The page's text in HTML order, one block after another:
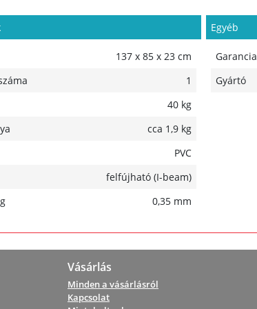
137 x 85 x 23 cm
1
40 kg
cca 1,9 kg
PVC
felfújható (I-beam)
0,35 mm
Egyéb
Garancia
Gyártó
Vásárlás
Minden a vásárlásról
Kapcsolat